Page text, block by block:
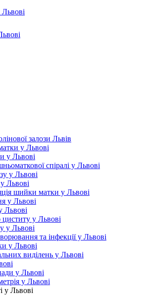
Львові
залози Львів
у Львові
у Львові
спіралі у Львові
у Львові
Львові
шийки матки у Львові
у Львові
Львові
у Львові
у Львові
та інфекції у Львові
у Львові
виділень у Львові
у Львові
у Львові
у Львові